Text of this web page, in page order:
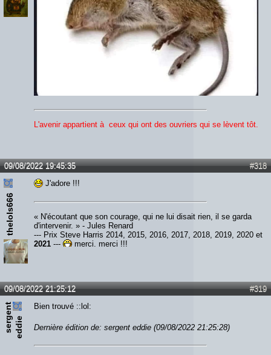
L'avenir appartient à ceux qui ont des ouvriers qui se lèvent tôt.
#318
09/08/2022 19:45:35
thelols666
J'adore !!!
« N'écoutant que son courage, qui ne lui disait rien, il se garda
d'intervenir. » - Jules Renard
--- Prix Steve Harris 2014, 2015, 2016, 2017, 2018, 2019, 2020 et
2021 --- merci, merci !!!
#319
09/08/2022 21:25:12
s
e
rg
e
n
t
e
d
d
ie
Bien trouvé ::lol:
Dernière édition de: sergent eddie (09/08/2022 21:25:28)